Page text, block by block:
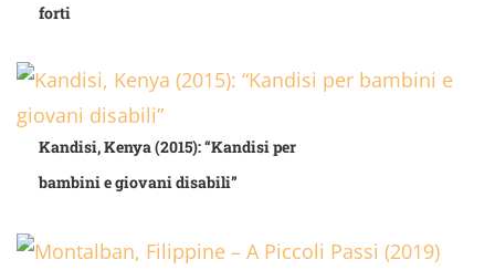
forti
Kandisi, Kenya (2015): “Kandisi per
bambini e giovani disabili”